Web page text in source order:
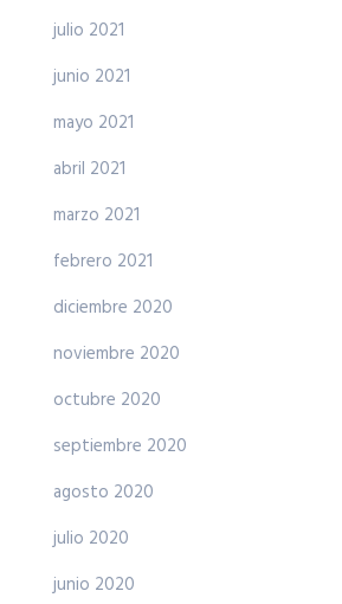
julio 2021
junio 2021
mayo 2021
abril 2021
marzo 2021
febrero 2021
diciembre 2020
noviembre 2020
octubre 2020
septiembre 2020
agosto 2020
julio 2020
junio 2020